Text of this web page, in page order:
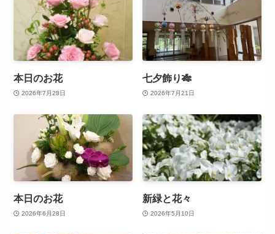
本日のお花
2026年7月28日
七夕飾り🎋
2026年7月21日
本日のお花
2026年6月28日
新緑と花々
2026年5月10日